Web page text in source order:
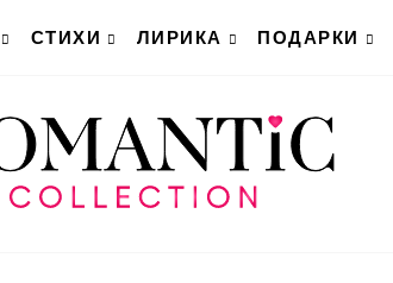
СТИХИ ЛИРИКА ПОДАРКИ